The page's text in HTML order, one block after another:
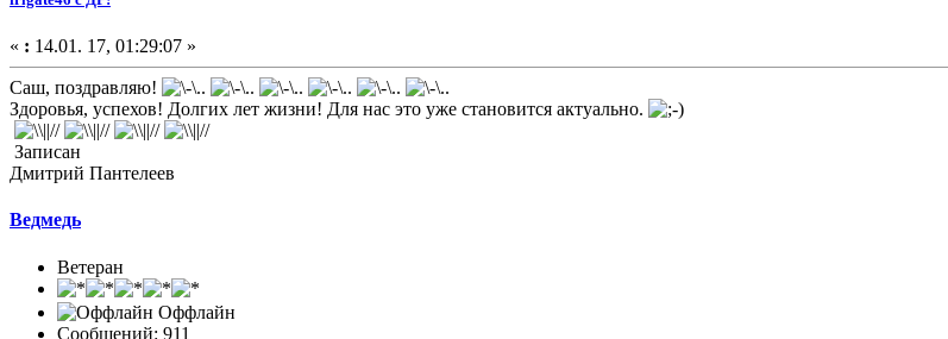
« : 14.01. 17, 01:29:07 »
Саш, поздравляю!
Здоровья, успехов! Долгих лет жизни! Для нас это уже становится актуально.
Записан
Дмитрий Пантелеев
Ведмедь
Ветеран
Оффлайн
Сообщений: 911